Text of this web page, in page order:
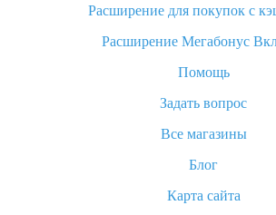
«AliExpress Standard Shipping»: что это
как его отслеживать
Как покупать оптом на
Что делать, если не пришел товар с
возврата денег
Расширение для покупок с
Расширение Мегабонус
Помощь
Задать вопрос
Все магазины
Блог
Карта сайта